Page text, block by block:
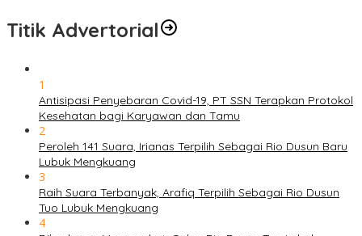
Titik Advertorial
1
Antisipasi Penyebaran Covid-19, PT SSN Terapkan Protokol
Kesehatan bagi Karyawan dan Tamu
2
Peroleh 141 Suara, Irianas Terpilih Sebagai Rio Dusun Baru
Lubuk Mengkuang
3
Raih Suara Terbanyak, Arafiq Terpilih Sebagai Rio Dusun
Tuo Lubuk Mengkuang
4